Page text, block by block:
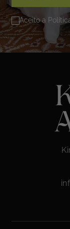
Aceito a